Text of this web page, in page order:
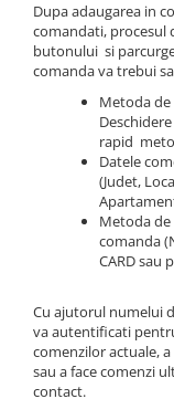
Luteina
Sistem digestiv
Somn si relaxare
Dupa adaugarea in
comandati, procesul
butonului si
comanda va trebui
Metoda de
rapid
Datele
(Judet,
Metoda
comanda
CARD sau
Cu ajutorul numelui
va autentificati
comenzilor actuale,
sau a face comenzi
contact.